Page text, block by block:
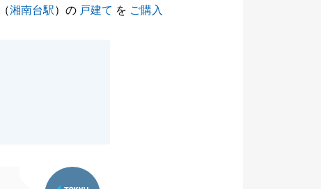
（湘南台駅）の 戸建て を ご購入